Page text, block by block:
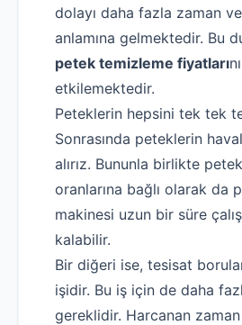
dolayı daha fazla zaman
anlamına gelmektedir. Bu
petek temizleme fiyatları
etkilemektedir.
Peteklerin hepsini tek tek
Sonrasında peteklerin
alırız. Bununla birlikte
oranlarına bağlı olarak da
makinesi uzun bir süre
kalabilir.
Bir diğeri ise, tesisat
işidir. Bu iş için de daha
gereklidir. Harcanan